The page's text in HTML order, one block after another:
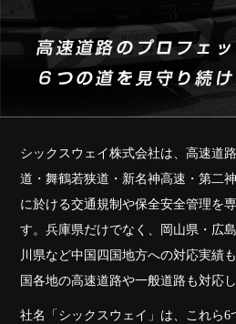
シックスウェイ株式会社は、高速道
道・舞鶴若狭道・新名神高速・第二
に於ける交通規制や保全安全管理を
す。兵庫県だけでなく、岡山県・広
川県など中国四国地方への対応実績
国各地の高速道路や一般道路も対応
社名「シックスウェイ」は、これら6